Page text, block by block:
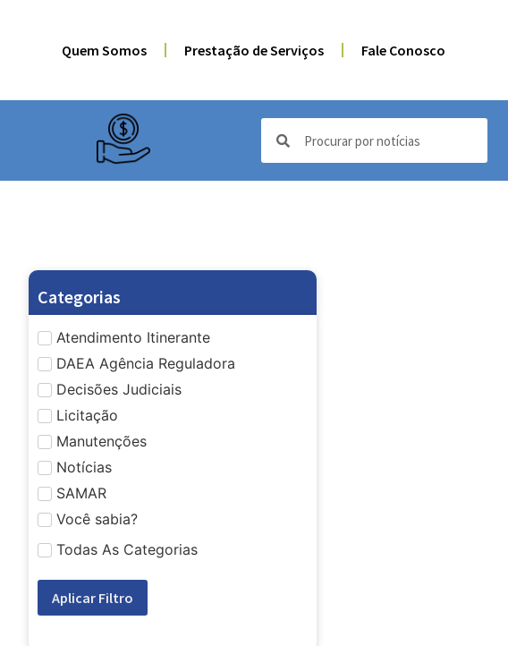
Quem Somos Prestação de Serviços Fale Conosco
Categorias
Atendimento Itinerante
DAEA Agência Reguladora
Decisões Judiciais
Licitação
Manutenções
Notícias
SAMAR
Você sabia?
Todas As Categorias
Aplicar Filtro